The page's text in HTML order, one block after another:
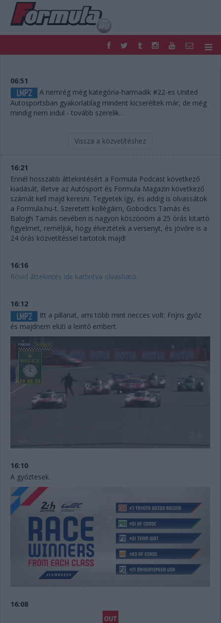
FORMULA
NEMZETKÖZI
HAZAI
RETRO
EGYÉB
PODCAST
SHOP
PONTÁLLÁSOK
06:51
A nemrég még kategória-harmadik #22-es United
Autosportsban gyakorlatilag mindent kicseréltek már, de még
mindig nem indul - tovább szerelik...
Vissza a közvetítéshez
16:21
Ennél hosszabb áttekintésért a Formula Podcast következő
kiadását, illetve az Autósport és Formula Magazin következő
számát kell majd keresni. Tegyetek így, és addig is olvassátok
a Formula.hu-t. Szeretett kollégáim, Gobodics Tamás és
Balogh Tamás nevében is nagyon köszönöm a 25 órás kitartó
figyelmet, reméljük, hogy élveztétek a versenyt, és jövőre is a
24 órás közvetítéssel tartotok majd!
16:16
Rövid áttekintés ide kattintva olvasható.
16:12
Itt a pillanat, ami több mint necces volt: Frijns győz
és majdnem elüti a leintő embert.
16:10
A győztesek.
16:08